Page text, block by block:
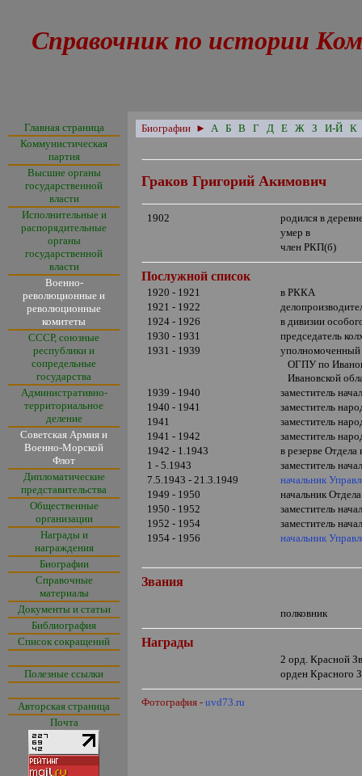
Справочник по истории
Главная страница
Коммунистическая
партия
Высшие органы
государственной
власти
Исполнительные и
распорядительные
органы
государственной
власти
Военно-
революционные и
революционные
комитеты
СССР, союзные
республики и
сопредельные
государства
Административно-
территориальное
деление
Советская Армия и
Военно-Морской
Флот
Дипломатические
представительства
Общественные
организации
Награды и
награждения
Биографии
Справочные
материалы
Документы и статьи
Библиография
Список сокращений
Полезные ссылки
Авторская страница
Почта
Биографии ► А Б В Г Д Е Ж З И-Й К
Граков Григорий Акимович
1902
родился в
умер в
член РКП(б)
Послужной список
1920 - 1921
в РККА
1921 - 1922
1924 - 1926
в дивизии
1930 - 1931
председатель
1931 - 1939
уполномоченный
ОГПУ по
Ивановской
1939 - 1940
заместитель
1940 - 1941
заместитель
1941
заместитель
1941 - 1942
заместитель
1942 - 1.1943
в резерве
1 - 5.1943
заместитель
7.5.1943 - 21.3.1949
начальник
1949 - 1950
начальник
1950 - 1952
заместитель
1952 - 1954
заместитель
1954 - 1956
начальник
Звания
полковник
Награды
2 орд. Красной
орден Красного
Фотография - uvd73.ru